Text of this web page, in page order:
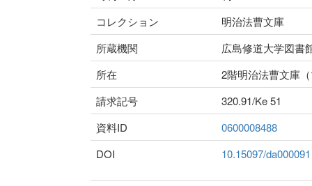
コレクション
明治法曹文庫
所蔵機関
広島修道大学図書
所在
2階明治法曹文庫
請求記号
320.91/Ke 51
資料ID
0600008488
DOI
10.15097/da000091